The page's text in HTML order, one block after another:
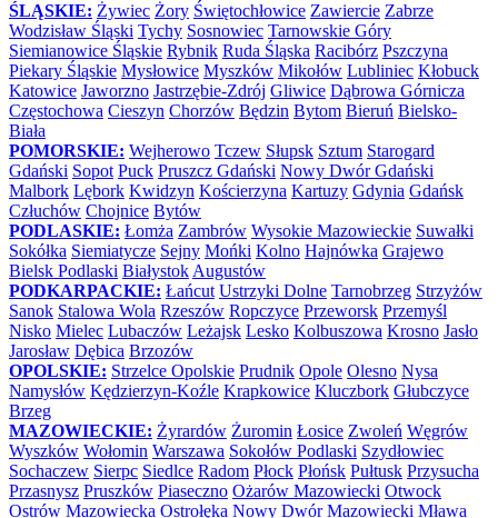
ŚLĄSKIE: Żywiec Żory Świętochłowice Zawiercie Zabrze
Wodzisław Śląski Tychy Sosnowiec Tarnowskie Góry
Siemianowice Śląskie Rybnik Ruda Śląska Racibórz Pszczyna
Piekary Śląskie Mysłowice Myszków Mikołów Lubliniec Kłobuck
Katowice Jaworzno Jastrzębie-Zdrój Gliwice Dąbrowa Górnicza
Częstochowa Cieszyn Chorzów Będzin Bytom Bieruń Bielsko-
Biała
POMORSKIE: Wejherowo Tczew Słupsk Sztum Starogard
Gdański Sopot Puck Pruszcz Gdański Nowy Dwór Gdański
Malbork Lębork Kwidzyn Kościerzyna Kartuzy Gdynia Gdańsk
Człuchów Chojnice Bytów
PODLASKIE: Łomża Zambrów Wysokie Mazowieckie Suwałki
Sokółka Siemiatycze Sejny Mońki Kolno Hajnówka Grajewo
Bielsk Podlaski Białystok Augustów
PODKARPACKIE: Łańcut Ustrzyki Dolne Tarnobrzeg Strzyżów
Sanok Stalowa Wola Rzeszów Ropczyce Przeworsk Przemyśl
Nisko Mielec Lubaczów Leżajsk Lesko Kolbuszowa Krosno Jasło
Jarosław Dębica Brzozów
OPOLSKIE: Strzelce Opolskie Prudnik Opole Olesno Nysa
Namysłów Kędzierzyn-Koźle Krapkowice Kluczbork Głubczyce
Brzeg
MAZOWIECKIE: Żyrardów Żuromin Łosice Zwoleń Węgrów
Wyszków Wołomin Warszawa Sokołów Podlaski Szydłowiec
Sochaczew Sierpc Siedlce Radom Płock Płońsk Pułtusk Przysucha
Przasnysz Pruszków Piaseczno Ożarów Mazowiecki Otwock
Ostrów Mazowiecka Ostrołęka Nowy Dwór Mazowiecki Mława